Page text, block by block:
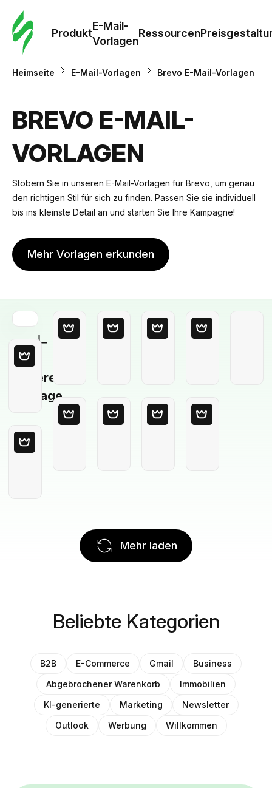
Produkt
E-Mail-
Vorlagen
Ressourcen
Heimseite E-Mail-Vorlagen Brevo E-Mail-Vorlagen
BREVO E-MAIL-
VORLAGEN
Stöbern Sie in unseren E-Mail-Vorlagen für Brevo, um genau
den richtigen Stil für sich zu finden. Passen Sie sie individuell
bis ins kleinste Detail an und starten Sie Ihre Kampagne!
Mehr Vorlagen erkunden
Leere
Vorlage
Mehr laden
Beliebte Kategorien
B2B E-Commerce Gmail
Business
Abgebrochener Warenkorb
Immobilien
KI-generierte
Marketing
Newsletter
Outlook
Werbung Willkommen